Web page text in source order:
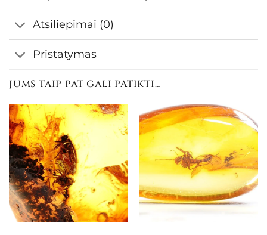
Atsiliepimai (0)
Pristatymas
JUMS TAIP PAT GALI PATIKTI…